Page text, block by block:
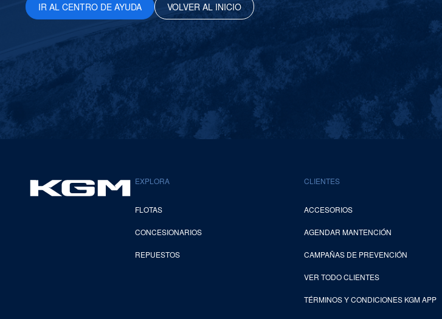
IR AL CENTRO DE AYUDA VOLVER AL INICIO
EXPLORA
FLOTAS
CONCESIONARIOS
REPUESTOS
CLIENTES
ACCESORIOS
AGENDAR MANTENCIÓN
CAMPAÑAS DE PREVENCIÓN
VER TODO CLIENTES
TÉRMINOS Y CONDICIONES KGM APP